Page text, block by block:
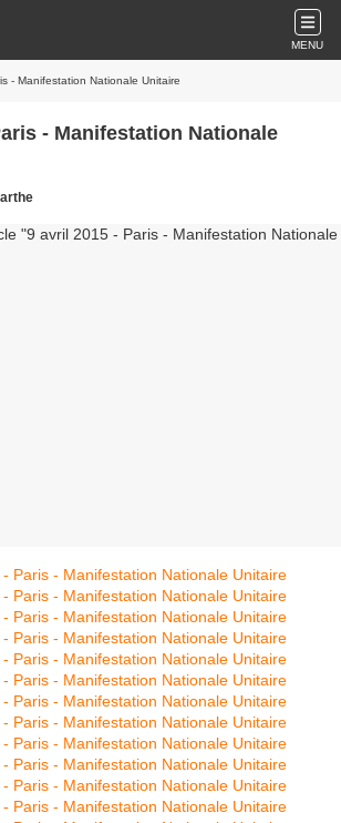
MENU
- Manifestation Nationale Unitaire
- Manifestation Nationale